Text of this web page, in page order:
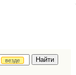
везде